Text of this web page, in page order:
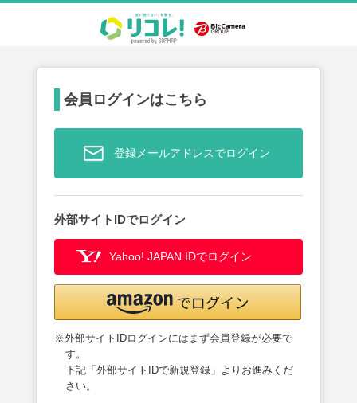
会員ログインはこちら
登録メールアドレスでログイン
外部サイトIDでログイン
Yahoo! JAPAN IDでログイン
※外部サイトIDログインにはまず会員登録が必要で
す。
下記「外部サイトIDで新規登録」よりお進みくだ
さい。